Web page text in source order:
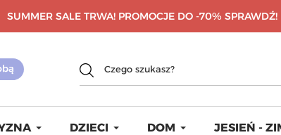
SUMMER SALE TRWA! PROMOCJE DO -70% SPRAWDŹ!
DZIECI DOM JESIEŃ -